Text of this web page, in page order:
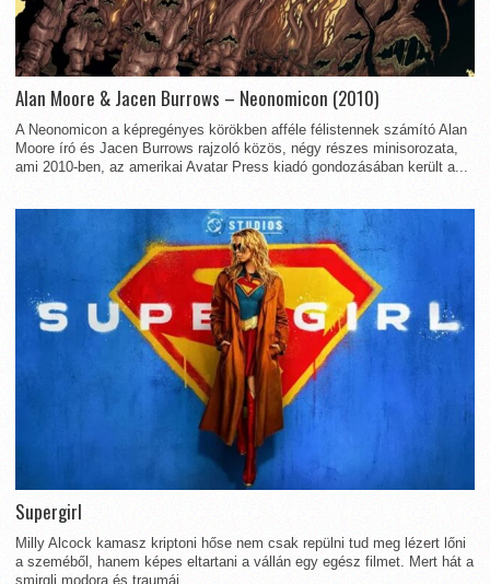
Alan Moore & Jacen Burrows – Neonomicon (2010)
A Neonomicon a képregényes körökben afféle félistennek számító Alan
Moore író és Jacen Burrows rajzoló közös, négy részes minisorozata,
ami 2010-ben, az amerikai Avatar Press kiadó gondozásában került a...
Supergirl
Milly Alcock kamasz kriptoni hőse nem csak repülni tud meg lézert lőni
a szeméből, hanem képes eltartani a vállán egy egész filmet. Mert hát a
smirgli modora és traumái...